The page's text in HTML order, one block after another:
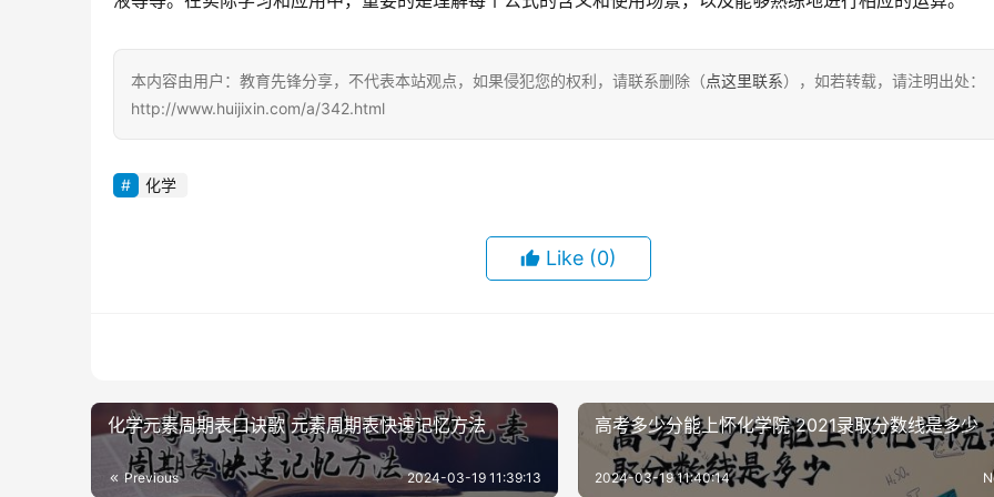
本内容由用户：教育先锋分享，不代表本站观点，如果侵犯您的权利，请联系删除（点这里联系），如若转载，请注明出处：
http://www.huijixin.com/a/342.html
化学
Like (0)
化学元素周期表口诀歌 元素周期表快速记忆方法
Previous 2024-03-19 11:39:13
高考多少分能上怀化学院 2021录取分数线是多少
2024-03-19 11:40:14